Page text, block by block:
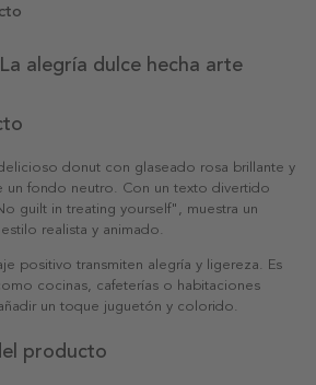
alegría dulce hecha arte
donut con glaseado rosa brillante y
un fondo neutro. Con un texto divertido
guilt in treating yourself", muestra un
realista y animado.
positivo transmiten alegría y ligereza. Es
cocinas, cafeterías o habitaciones
un toque juguetón y colorido.
producto